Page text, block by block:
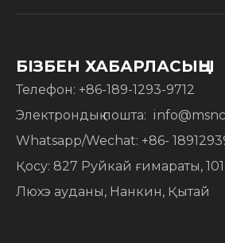
БІЗБЕН ХАБАРЛАСЫҢЫ
Телефон: +86-189-1293-9712
​​Электрондық пошта:
Whatsapp/Wechat: +86-
Қосу: 827 Руйкай ғимараты,
Люхэ ауданы, Нанкин, Қытай